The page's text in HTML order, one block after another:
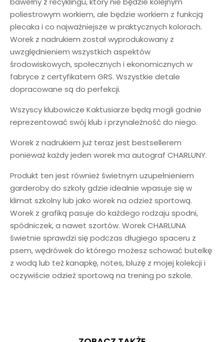
poliestrowym workiem, ale będzie workiem z funkcją
plecaka i co najważniejsze w praktycznych kolorach.
Worek z nadrukiem został wyprodukowany z
uwzględnieniem wszystkich aspektów
środowiskowych, społecznych i ekonomicznych w
fabryce z certyfikatem GRS. Wszystkie detale
dopracowane są do perfekcji.
Wszyscy klubowicze Kaktusiarze będą mogli godnie
reprezentować swój klub i przynależność do niego.
Worek z nadrukiem już teraz jest bestsellerem
ponieważ każdy jeden worek ma autograf CHARLUNY.
Produkt ten jest również świetnym uzupełnieniem
garderoby do szkoły gdzie idealnie wpasuje się w
klimat szkolny lub jako worek na odzież sportową.
Worek z grafiką pasuje do każdego rodzaju spodni,
spódniczek, a nawet szortów. Worek CHARLUNA
świetnie sprawdzi się podczas długiego spaceru z
psem, wędrówek do którego możesz schować butelkę
z wodą lub też kanapkę, notes, bluzę z mojej kolekcji i
oczywiście odzież sportową na trening po szkole.